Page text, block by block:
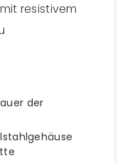
resistivem
der